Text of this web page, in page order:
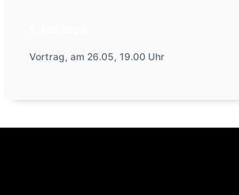
Vortrag, am 26.05, 19.00 Uhr